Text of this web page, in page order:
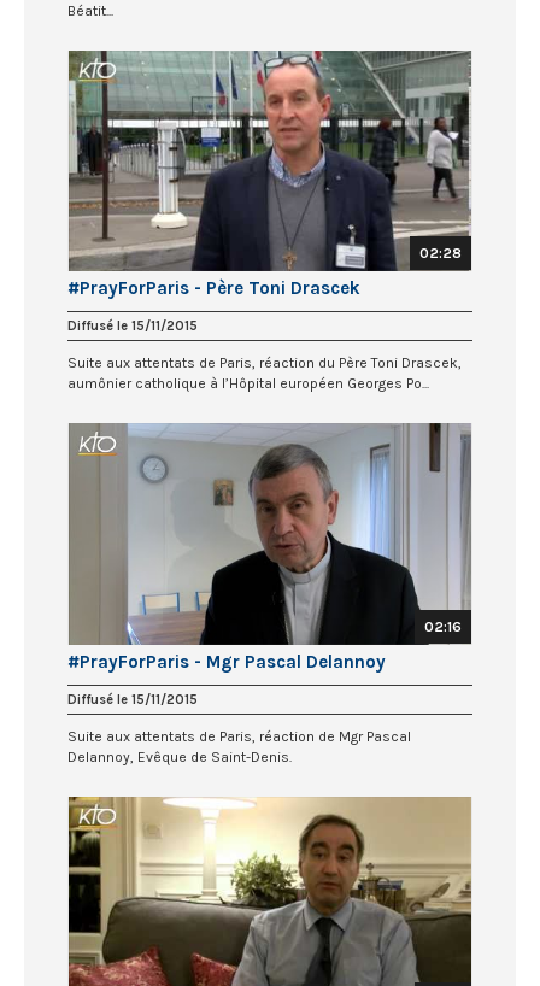
Béatit...
02:28
#PrayForParis - Père Toni Drascek
Diffusé le 15/11/2015
Suite aux attentats de Paris, réaction du Père Toni Drascek,
aumônier catholique à l’Hôpital européen Georges Po...
02:16
#PrayForParis - Mgr Pascal Delannoy
Diffusé le 15/11/2015
Suite aux attentats de Paris, réaction de Mgr Pascal
Delannoy, Evêque de Saint-Denis.